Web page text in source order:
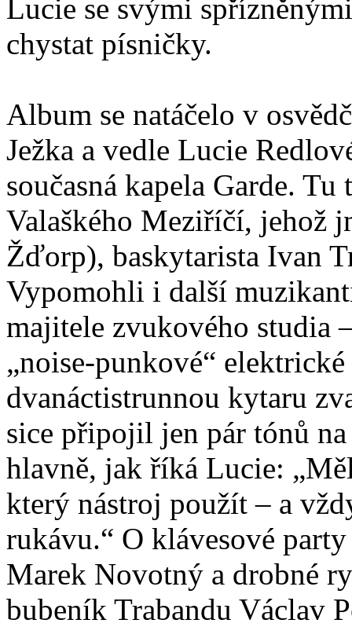
Lucie se svými
chystat písničky.
Album se natáčelo v
Ježka a vedle Lucie
současná kapela Garde.
Valaškého Meziříčí, jehož
Žďorp), baskytarista Ivan
Vypomohli i další
majitele zvukového studia
„noise-punkové“
dvanáctistrunnou kytaru
sice připojil jen pár tónů
hlavně, jak říká Lucie:
který nástroj použít – a
rukávu.“ O klávesové
Marek Novotný a drobné
bubeník Trabandu Václav